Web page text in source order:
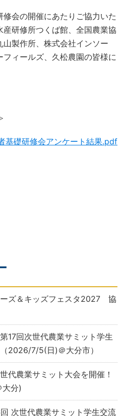
会の開催にあたりご協力いた
研修所つくば館、全国農業協
製作所、株式会社インソー
ィールズ、久松農園の皆様に
基礎研修会アンケート結果.pdf
ーズ＆キッズフェスタ2027 協
17回次世代農業サミット学生
2026/7/5(日)＠大分市）
代農業サミット大会を開催！
分)
回 次世代農業サミット学生交流